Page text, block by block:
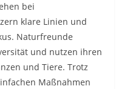
bei
klare Linien und
Naturfreunde
und nutzen ihren
und Tiere. Trotz
Maßnahmen